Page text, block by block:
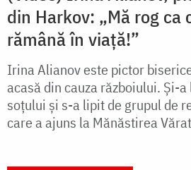
din Harkov: „Mă rog ca
rămână în viață!”
Irina Alianov este pictor
acasă din cauza războiului. Și-
soțului și s-a lipit de grupul de
care a ajuns la Mănăstirea